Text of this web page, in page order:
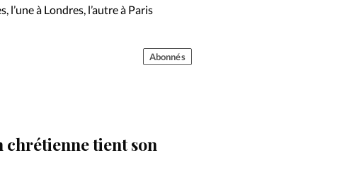
l’une à Londres, l’autre à Paris
Abonnés
chrétienne tient son